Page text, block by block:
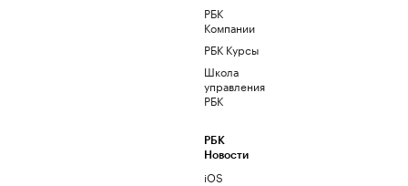
РБК
Компании
РБК Курсы
Школа
управления
РБК
РБК
Новости
iOS